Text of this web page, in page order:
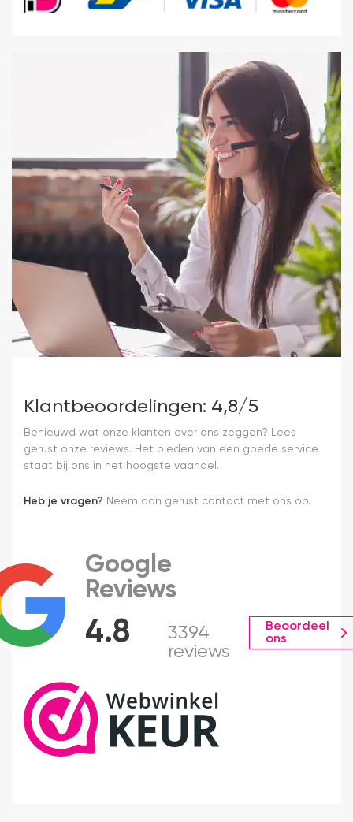
Klantbeoordelingen: 4,8/5
Benieuwd wat onze klanten over ons zeggen? Lees
gerust onze reviews. Het bieden van een goede service
staat bij ons in het hoogste vaandel.
Heb je vragen? Neem dan gerust contact met ons op.
4.8
Google
Reviews
3394
reviews
Beoordeel
ons